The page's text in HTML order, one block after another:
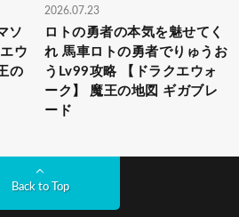
ソ
ウ
の
2026.07.23
ロトの勇者の本気を魅せてく
れ 馬車ロトの勇者でりゅうお
うLv99攻略 【ドラクエウォ
ーク】 魔王の地図 ギガブレ
ード
Back to Top